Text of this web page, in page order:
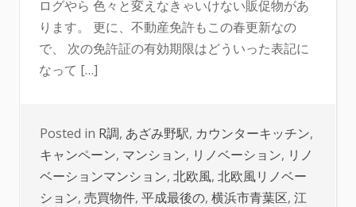
ログやら 色々と変えなきゃいけない販促物があ
ります。 更に、不動産免許もこの春更新なの
で、 次の免許証の有効期限はどういった表記に
なって […]
Posted in R調, あざみ野駅, カウンターキッチン,
キャンペーン, マンション, リノベーション, リノ
ベーションマンション, 北欧風, 北欧風リノベー
ション, 売買物件, 平成最後の, 横浜市青葉区, 江